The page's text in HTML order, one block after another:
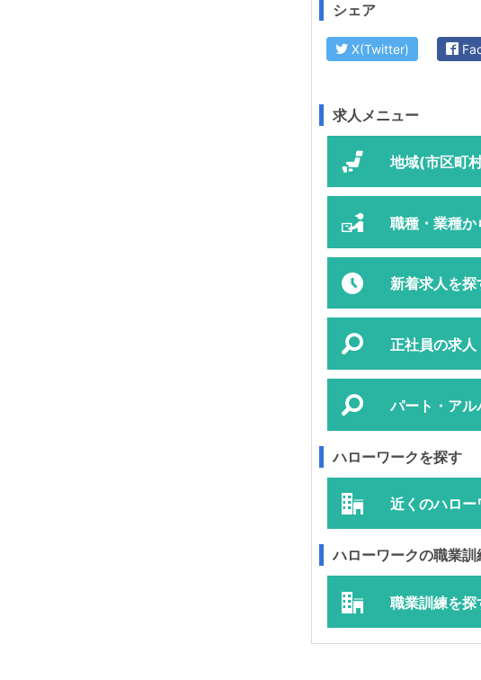
シェア
X(Twitter)
求人メニュー
地域(市区町
職種・業種か
新着求人を探
正社員の求人
パート・アル
ハローワークを探す
近くのハロ
ハローワークの職業訓
職業訓練を探